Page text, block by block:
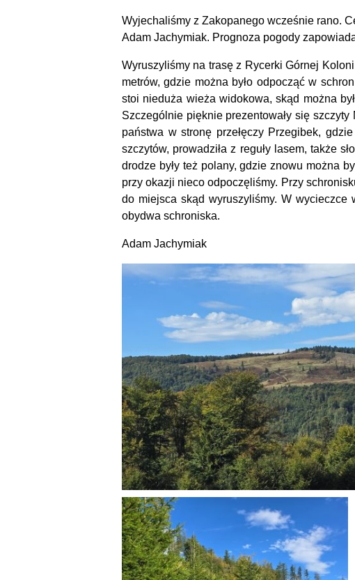
Wyjechaliśmy z Zakopanego wcześnie rano.
Adam Jachymiak. Prognoza pogody
Wyruszyliśmy na trasę z Rycerki Górnej
metrów, gdzie można było odpocząć w
stoi nieduża wieża widokowa, skąd można
Szczególnie pięknie prezentowały się
państwa w stronę przełęczy Przegibek,
szczytów, prowadziła z reguły lasem, także
drodze były też polany, gdzie znowu można
przy okazji nieco odpoczęliśmy. Przy
do miejsca skąd wyruszyliśmy. W wycieczce
obydwa schroniska.
Adam Jachymiak